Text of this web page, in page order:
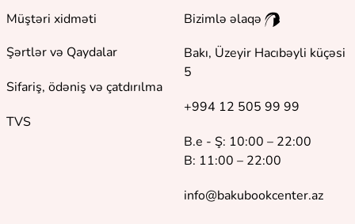
Müştəri xidməti
Şərtlər və Qaydalar
Sifariş, ödəniş və çatdırılma
TVS
Bizimlə əlaqə
Bakı, Üzeyir Hacıbəyli küçəsi
5
+994 12 505 99 99
B.e - Ş: 10:00 – 22:00
B: 11:00 – 22:00
info@bakubookcenter.az